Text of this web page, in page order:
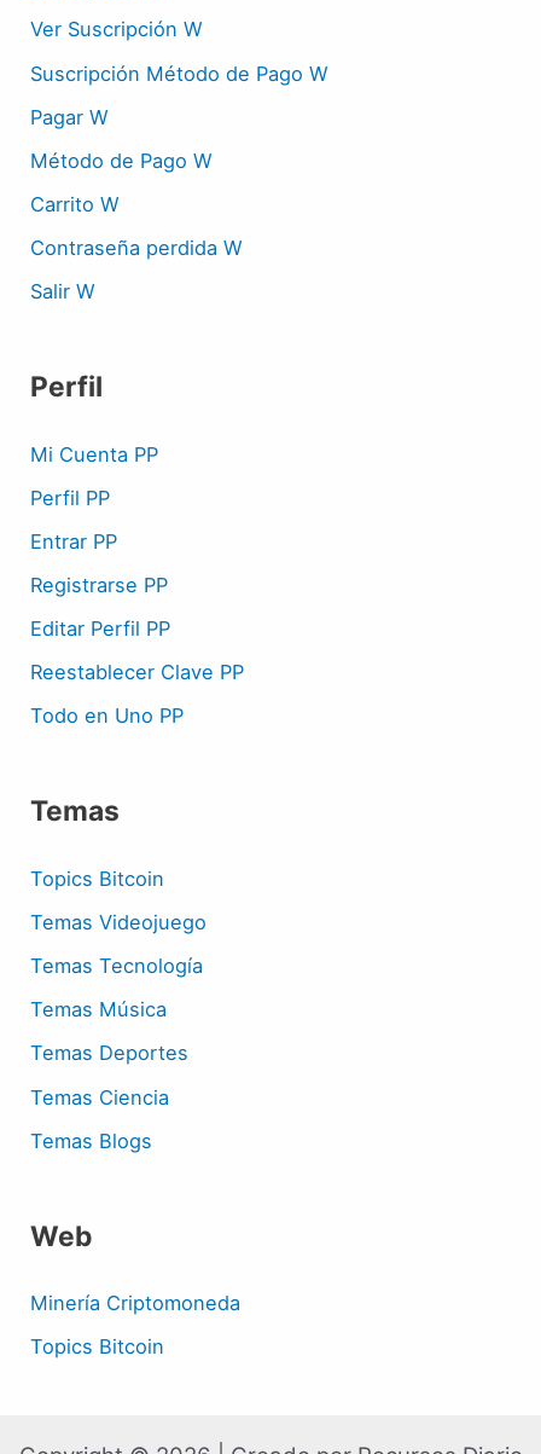
Ver Suscripción W
Suscripción Método de Pago W
Pagar W
Método de Pago W
Carrito W
Contraseña perdida W
Salir W
Perfil
Mi Cuenta PP
Perfil PP
Entrar PP
Registrarse PP
Editar Perfil PP
Reestablecer Clave PP
Todo en Uno PP
Temas
Topics Bitcoin
Temas Videojuego
Temas Tecnología
Temas Música
Temas Deportes
Temas Ciencia
Temas Blogs
Web
Minería Criptomoneda
Topics Bitcoin